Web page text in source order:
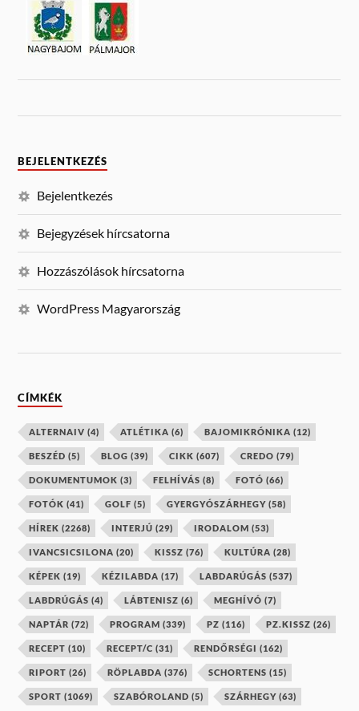
BEJELENTKEZÉS
Bejelentkezés
Bejegyzések hírcsatorna
Hozzászólások hírcsatorna
WordPress Magyarország
CÍMKÉK
ALTERNAIV (4) ATLÉTIKA (6) BAJOMIKRÓNIKA (12)
BESZÉD (5) BLOG (39) CIKK (607) CREDO (79)
DOKUMENTUMOK (3) FELHÍVÁS (8) FOTÓ (66)
FOTÓK (41) GOLF (5) GYERGYÓSZÁRHEGY (58)
HÍREK (2268) INTERJÚ (29) IRODALOM (53)
IVANCSICSILONA (20) KISSZ (76) KULTÚRA (28)
KÉPEK (19) KÉZILABDA (17) LABDARÚGÁS (537)
LABDRÚGÁS (4) LÁBTENISZ (6) MEGHÍVÓ (7)
NAPTÁR (72) PROGRAM (339) PZ (116) PZ.KISSZ (26)
RECEPT (10) RECEPT/C (31) RENDŐRSÉGI (162)
RIPORT (26) RÖPLABDA (376) SCHORTENS (15)
SPORT (1069) SZABÓROLAND (5) SZÁRHEGY (63)